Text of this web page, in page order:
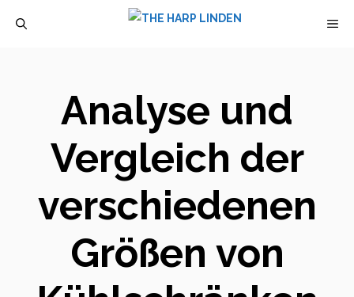
Analyse und
Vergleich der
verschiedenen
Größen von